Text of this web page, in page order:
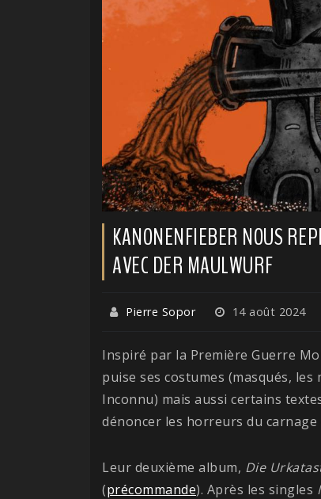
KANONENFIEBER NOUS
AVEC DER MAULWURF
Pierre Sopor 14 août 2024
Inspiré par la Première Guerre
puise ses costumes (masqués,
Inconnu) mais aussi certains
dénoncer les horreurs du
Leur deuxième album, Die
(précommande). Après les singles